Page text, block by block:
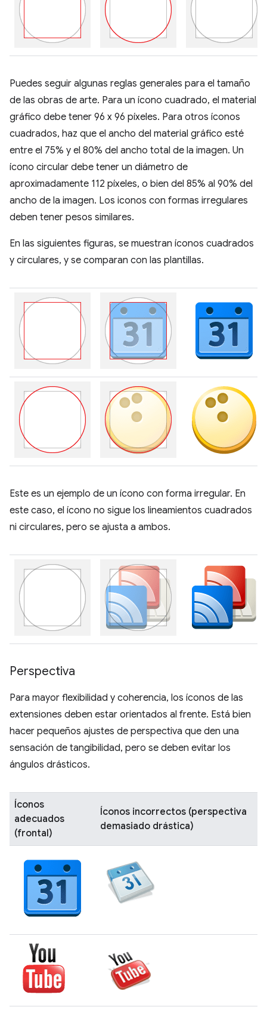
Puedes seguir algunas reglas generales para el tamaño
de las obras de arte. Para un ícono cuadrado, el material
gráfico debe tener 96 x 96 píxeles. Para otros íconos
cuadrados, haz que el ancho del material gráfico esté
entre el 75% y el 80% del ancho total de la imagen. Un
ícono circular debe tener un diámetro de
aproximadamente 112 píxeles, o bien del 85% al 90% del
ancho de la imagen. Los iconos con formas irregulares
deben tener pesos similares.
En las siguientes figuras, se muestran íconos cuadrados
y circulares, y se comparan con las plantillas.
Este es un ejemplo de un ícono con forma irregular. En
este caso, el ícono no sigue los lineamientos cuadrados
ni circulares, pero se ajusta a ambos.
Perspectiva
Para mayor flexibilidad y coherencia, los íconos de las
extensiones deben estar orientados al frente. Está bien
hacer pequeños ajustes de perspectiva que den una
sensación de tangibilidad, pero se deben evitar los
ángulos drásticos.
Íconos
adecuados
(frontal)
Íconos incorrectos (perspectiva
demasiado drástica)